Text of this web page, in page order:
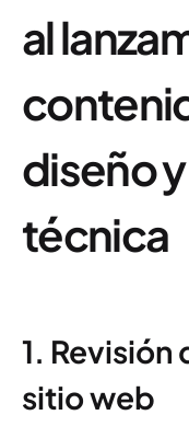
al
diseño
técnica
1.
sitio web